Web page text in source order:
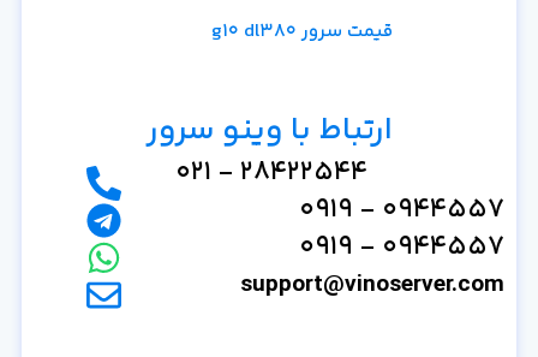
قیمت سرور g10 dl380
ارتباط با وینو سرور
28422544 - 021
0944557 - 0919
0944557 - 0919
support@vinoserver.com